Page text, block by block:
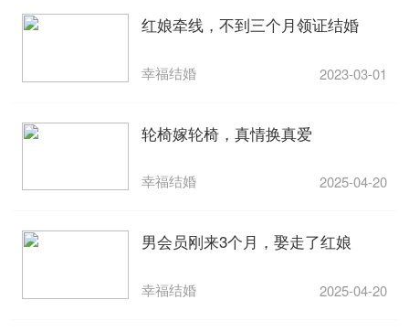
红娘牵线，不到三个月领证结婚
幸福结婚 2023-03-01
轮椅嫁轮椅，真情换真爱
幸福结婚 2025-04-20
男会员刚来3个月，娶走了红娘
幸福结婚 2025-04-20